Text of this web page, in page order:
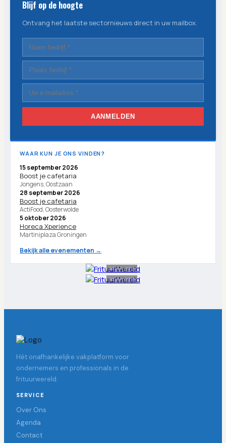
Blijf op de hoogte
Ontvang het laatste sectornieuws direct in uw mailbox.
AANMELDEN
WAAR KUN JE ONS VINDEN?
15 september 2026
Boost je cafetaria
Jongens, Oostzaan
28 september 2026
Boost je cafetaria
ActiFood, Oosterwolde
5 oktober 2026
Horeca Xperience
Martiniplaza Groningen
Bekijk alle evenementen →
Advertentie
Advertentie
Hét onafhankelijke vakplatform voor
ondernemers en professionals in de
frituurwereld.
SERVICE
Over Ons
Agenda
Contact